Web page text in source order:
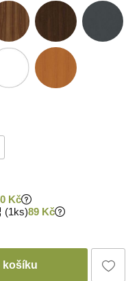
Kč
(1ks)89 Kč
košíku